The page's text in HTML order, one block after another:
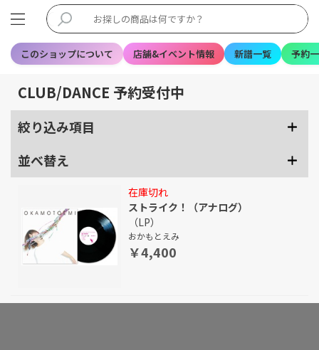
このショップについて 店舗&イベント情報 新譜一覧 予約
CLUB/DANCE 予約受付中
絞り込み項目
並べ替え
在庫切れ
ストライク！（アナログ）
（LP）
おかもとえみ
￥4,400